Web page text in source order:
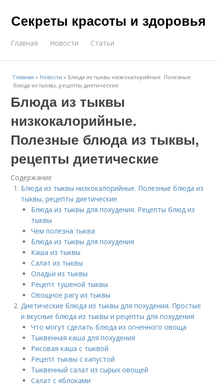
Секреты красоты и здоровья
Главная Новости Статьи
Главная » Новости » Блюда из тыквы низкокалорийные. Полезные
блюда из тыквы, рецепты диетические
Блюда из тыквы
низкокалорийные.
Полезные блюда из тыквы,
рецепты диетические
Содержание
Блюда из тыквы низкокалорийные. Полезные блюда из
тыквы, рецепты диетические
Блюда из тыквы для похудения. Рецепты блюд из
тыквы
Чем полезна тыква
Блюда из тыквы для похудения
Каша из тыквы
Салат из тыквы
Оладьи из тыквы
Рецепт тушеной тыквы
Овощное рагу из тыквы
Диетические блюда из тыквы для похудения. Простые
и вкусные блюда из тыквы и рецепты для похудения
Что могут сделать блюда из огненного овоща
Тыквенная каша для похудения
Рисовая каша с тыквой
Рецепт тыквы с капустой
Тыквенный салат из сырых овощей
Салат с яблоками